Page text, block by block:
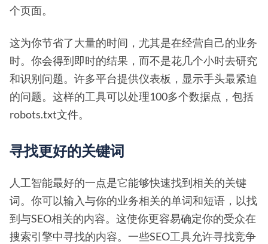
个页面。
这为你节省了大量的时间，尤其是在经营自己的业务
时。你会得到即时的结果，而不是花几个小时去研究
和识别问题。许多平台提供仪表板，显示手头最紧迫
的问题。这样的工具可以处理100多个数据点，包括
robots.txt文件。
寻找更好的关键词
人工智能最好的一点是它能够快速找到相关的关键
词。你可以输入与你的业务相关的单词和短语，以找
到与SEO相关的内容。这使你更容易确定你的受众在
搜索引擎中寻找的内容。一些SEO工具允许寻找竞争